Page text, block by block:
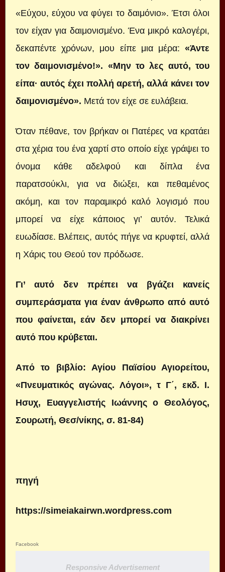
«Εύχου, εύχου να φύγει το δαιμόνιο». Έτσι όλοι
τον είχαν για δαιμονισμένο. Ένα μικρό καλογέρι,
δεκαπέντε χρόνων, μου είπε μια μέρα: «Άντε
τον δαιμονισμένο!». «Μην το λες αυτό, του
είπα· αυτός έχει πολλή αρετή, αλλά κάνει τον
δαιμονισμένο». Μετά τον είχε σε ευλάβεια.
Όταν πέθανε, τον βρήκαν οι Πατέρες να κρατάει
στα χέρια του ένα χαρτί στο οποίο είχε γράψει το
όνομα κάθε αδελφού και δίπλα ένα
παρατσούκλι, για να διώξει, και πεθαμένος
ακόμη, και τον παραμικρό καλό λογισμό που
μπορεί να είχε κάποιος γι’ αυτόν. Τελικά
ευωδίασε. Βλέπεις, αυτός πήγε να κρυφτεί, αλλά
η Χάρις του Θεού τον πρόδωσε.
Γι’ αυτό δεν πρέπει να βγάζει κανείς
συμπεράσματα για έναν άνθρωπο από αυτό
που φαίνεται, εάν δεν μπορεί να διακρίνει
αυτό που κρύβεται.
Από το βιβλίο: Αγίου Παϊσίου Αγιορείτου,
«Πνευματικός αγώνας. Λόγοι», τ Γ΄, εκδ. Ι.
Ησυχ, Ευαγγελιστής Ιωάννης ο Θεολόγος,
Σουρωτή, Θεσ/νίκης, σ. 81-84)
πηγή
https://simeiakairwn.wordpress.com
Facebook
Responsive Advertisement